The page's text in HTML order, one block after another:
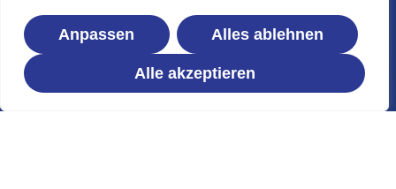
Anpassen Alles ablehnen
Alle akzeptieren
Startseite